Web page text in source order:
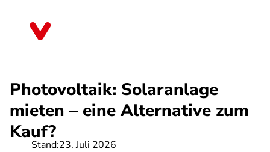
Photovoltaik: Solaranlage
mieten – eine Alternative zum
Kauf?
Stand:23. Juli 2026